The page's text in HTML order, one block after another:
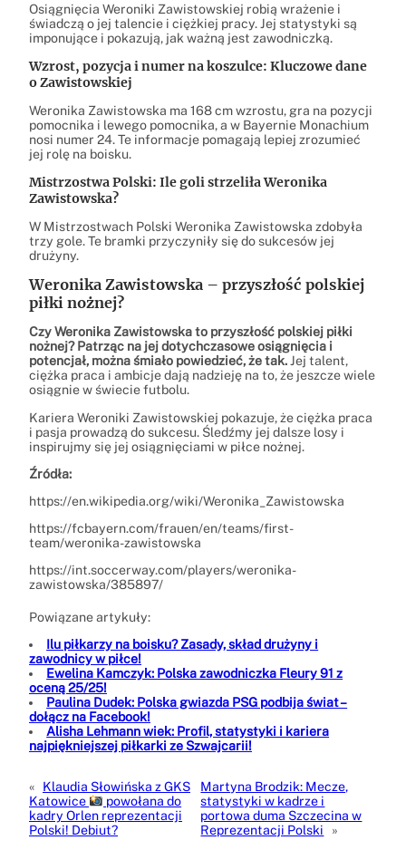
Osiągnięcia Weroniki Zawistowskiej robią wrażenie i
świadczą o jej talencie i ciężkiej pracy. Jej statystyki są
imponujące i pokazują, jak ważną jest zawodniczką.
Wzrost, pozycja i numer na koszulce: Kluczowe dane
o Zawistowskiej
Weronika Zawistowska ma 168 cm wzrostu, gra na pozycji
pomocnika i lewego pomocnika, a w Bayernie Monachium
nosi numer 24. Te informacje pomagają lepiej zrozumieć
jej rolę na boisku.
Mistrzostwa Polski: Ile goli strzeliła Weronika
Zawistowska?
W Mistrzostwach Polski Weronika Zawistowska zdobyła
trzy gole. Te bramki przyczyniły się do sukcesów jej
drużyny.
Weronika Zawistowska – przyszłość polskiej
piłki nożnej?
Czy Weronika Zawistowska to przyszłość polskiej piłki
nożnej? Patrząc na jej dotychczasowe osiągnięcia i
potencjał, można śmiało powiedzieć, że tak.Jej talent,
ciężka praca i ambicje dają nadzieję na to, że jeszcze wiele
osiągnie w świecie futbolu.
Kariera Weroniki Zawistowskiej pokazuje, że ciężka praca
i pasja prowadzą do sukcesu. Śledźmy jej dalsze losy i
inspirujmy się jej osiągnięciami w piłce nożnej.
Źródła:
https://en.wikipedia.org/wiki/Weronika_Zawistowska
https://fcbayern.com/frauen/en/teams/first-
team/weronika-zawistowska
https://int.soccerway.com/players/weronika-
zawistowska/385897/
Powiązane artykuły:
Ilu piłkarzy na boisku? Zasady, skład drużyny i
zawodnicy w piłce!
Ewelina Kamczyk: Polska zawodniczka Fleury 91 z
oceną 25/25!
Paulina Dudek: Polska gwiazda PSG podbija świat –
dołącz na Facebook!
Alisha Lehmann wiek: Profil, statystyki i kariera
najpiękniejszej piłkarki ze Szwajcarii!
«
Klaudia Słowińska z GKS
Katowice
powołana do
kadry Orlen reprezentacji
Polski! Debiut?
Martyna Brodzik: Mecze,
statystyki w kadrze i
portowa duma Szczecina w
Reprezentacji Polski
»